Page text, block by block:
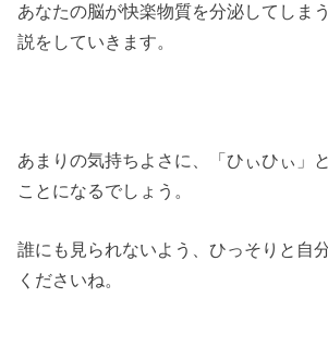
あなたの脳が快楽物質を分泌してしま
説をしていきます。
あまりの気持ちよさに、「ひぃひぃ」
ことになるでしょう。
誰にも見られないよう、ひっそりと自
くださいね。